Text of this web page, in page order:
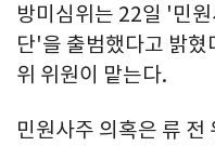
방미심위는 22일 '민
단'을 출범했다고 밝혔
위 위원이 맡는다.
민원사주 의혹은 류